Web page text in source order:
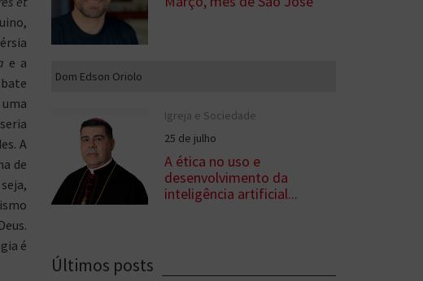
e a
A
de
é
Dom Edson Oriolo
Igreja e Sociedade
25 de julho
A ética no uso e
desenvolvimento da
inteligência artificial...
Últimos posts